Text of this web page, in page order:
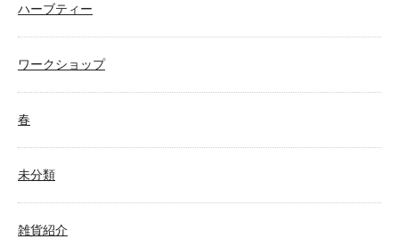
ハーブティー
ワークショップ
春
未分類
雑貨紹介